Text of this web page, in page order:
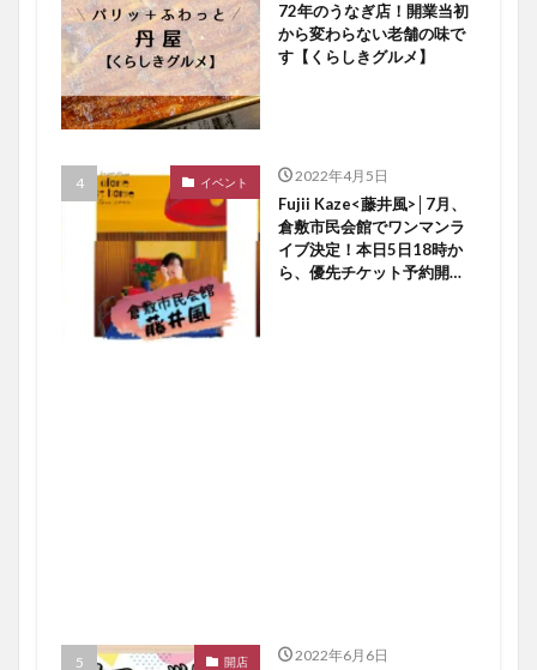
72年のうなぎ店！開業当初
から変わらない老舗の味で
す【くらしきグルメ】
イベント 2022年4月5日
Fujii Kaze<藤井風>│7月、
倉敷市民会館でワンマンラ
イブ決定！本日5日18時か
ら、優先チケット予約開始
開店 2022年6月6日